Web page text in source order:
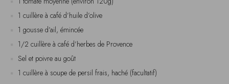
1 gousse d’ail, émincée
1/2 cuillère à café d’herbes de Provence
Sel et poivre au goût
1 cuillère à soupe de persil frais, haché (facultatif)
Instructions de préparation